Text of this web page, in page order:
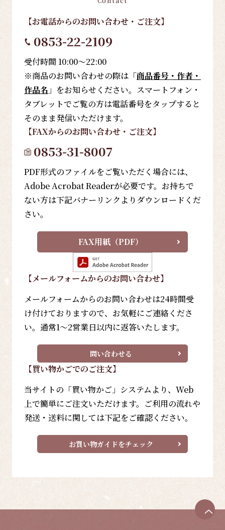
【お電話からのお問い合わせ・ご注文】
0853-22-2109
受付時間 10:00～22:00
※商品のお問い合わせの際は「商品番号・作者・
作品名 」をお知らせください。スマートフォン・
タブレットでご覧の方は電話番号をタップすると
そのまま発信いただけます。
【FAXからのお問い合わせ・ご注文】
0853-31-8007
PDF形式のファイルをご覧いただく場合には、
Adobe Acrobat Readerが必要です。お持ちで
ない方は下記バナーリンクよりダウンロードくだ
さい。
FAX用紙（PDF）
【メールフォームからのお問い合わせ】
メールフォームからのお問い合わせは24時間受
け付けておりますので、お気軽にご連絡くださ
い。通常1～2営業日以内に返答いたします。
問い合わせる
【買い物かごでのご注文】
当サイトの「買い物かご」システムより、Web
上で簡単にご注文いただけます。ご利用の流れや
発送・送料に関しては下記をご確認ください。
お買い物ガイドをチェック
ペ